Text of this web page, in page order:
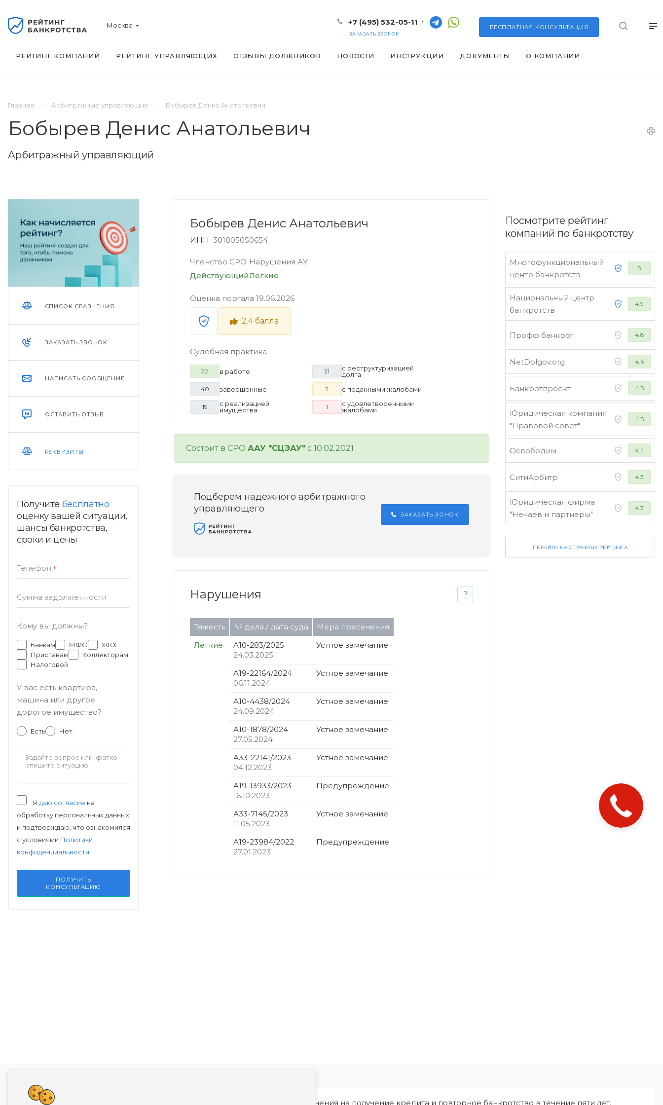
Москва БЕСПЛАТНАЯ КОНСУЛЬТАЦИЯ
+7 (495) 532-05-11
ЗАКАЗАТЬ ЗВОНОК
РЕЙТИНГ КОМПАНИЙ РЕЙТИНГ УПРАВЛЯЮЩИХ ОТЗЫВЫ ДОЛЖНИКОВ НОВОСТИ ИНСТРУКЦИИ ДОКУМЕНТЫ О КОМПАНИИ
Главная Арбитражные управляющие Бобырев Денис Анатольевич
Бобырев Денис Анатольевич
Арбитражный управляющий
СПИСОК СРАВНЕНИЯ
ЗАКАЗАТЬ ЗВОНОК
НАПИСАТЬ СООБЩЕНИЕ
ОСТАВИТЬ ОТЗЫВ
РЕКВИЗИТЫ
Получите бесплатно
оценку вашей ситуации,
шансы банкротства,
сроки и цены
Телефон *
Сумма задолженности
Кому вы должны?
Банкам МФО
ЖКХ
Приставам
Коллекторам
Налоговой
У вас есть квартира,
машина или другое
дорогое имущество?
Есть Нет
Я даю согласие на
обработку персональных данных
и подтверждаю, что ознакомился
с условиями Политики
конфиденциальности.
ПОЛУЧИТЬ
КОНСУЛЬТАЦИЮ
Бобырев Денис Анатольевич
ИНН 381805050654
Членство СРО
Действующий
Нарушения АУ
Легкие
Оценка портала 19.06.2026
2.4 балла
Судебная практика
32 в работе
40 завершенные
19
с реализацией
имущества
21
с реструктуризацией
долга
3 с поданными жалобами
1
с удовлетворенными
жалобами
Состоит в СРО ААУ "СЦЭАУ" с 10.02.2021
Подберем надежного арбитражного
управляющего
ЗАКАЗАТЬ ЗОНОК
Нарушения
Тяжесть № дела / дата суда
Мера пресечения
Легкие
А10-283/2025
24.03.2025
Устное замечание
А19-22164/2024
06.11.2024
Устное замечание
А10-4438/2024
24.09.2024
Устное замечание
А10-1878/2024
27.05.2024
Устное замечание
А33-22141/2023
04.12.2023
Устное замечание
А19-13933/2023
16.10.2023
Предупреждение
А33-7145/2023
11.05.2023
Устное замечание
А19-23984/2022
27.01.2023
Предупреждение
Посмотрите рейтинг
компаний по банкротству
Многофункциональный
центр банкротств
5
Национальный центр
банкротств
4.9
Профф банкрот 4.8
NetDolgov.org 4.6
Банкротпроект 4.5
Юридическая компания
"Правовой совет"
4.5
Освободим 4.4
СитиАрбитр 4.3
Юридическая фирма
"Нечаев и партнеры"
4.3
Стороженко и партнеры 4.2
ПЕРЕЙТИ НА СТРАНИЦУ РЕЙТИНГА
Банкротство влечет негативные последствия, в том числе ограничения на получение кредита и повторное банкротство в течение пяти лет.